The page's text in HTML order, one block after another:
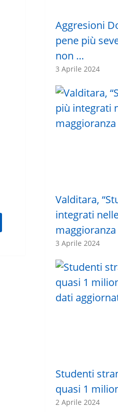
Aggresioni
pene più
non …
3 Aprile 2024
Valditara,
integrati
3 Aprile 2024
Studenti
quasi 1
2 Aprile 2024